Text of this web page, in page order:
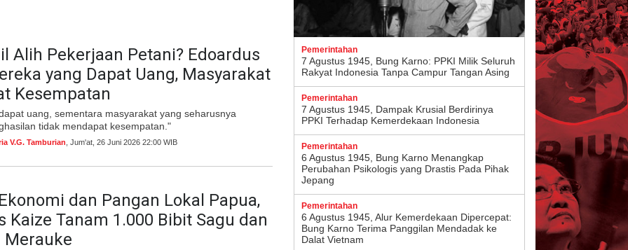
Alih Pekerjaan Petani? Edoardus
yang Dapat Uang, Masyarakat
Kesempatan
uang, sementara masyarakat yang seharusnya
tidak mendapat kesempatan."
V.G. Tamburian , Jum'at, 26 Juni 2026 22:00 WIB
dan Pangan Lokal Papua,
Kaize Tanam 1.000 Bibit Sagu dan
Merauke
Pemerintahan
7 Agustus 1945, Bung Karno: PPKI Milik Seluruh
Rakyat Indonesia Tanpa Campur Tangan Asing
Pemerintahan
7 Agustus 1945, Dampak Krusial Berdirinya
PPKI Terhadap Kemerdekaan Indonesia
Pemerintahan
6 Agustus 1945, Bung Karno Menangkap
Perubahan Psikologis yang Drastis Pada Pihak
Jepang
Pemerintahan
6 Agustus 1945, Alur Kemerdekaan Dipercepat:
Bung Karno Terima Panggilan Mendadak ke
Dalat Vietnam